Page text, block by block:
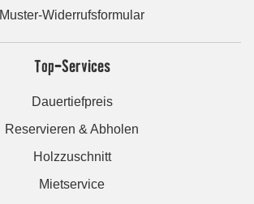
Muster-Widerrufsformular
Top-Services
Dauertiefpreis
Reservieren & Abholen
Holzzuschnitt
Mietservice